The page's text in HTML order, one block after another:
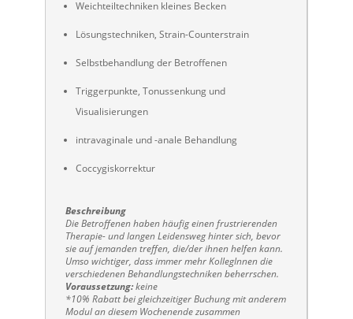
Weichteiltechniken kleines Becken
Lösungstechniken, Strain-Counterstrain
Selbstbehandlung der Betroffenen
Triggerpunkte, Tonussenkung und
Visualisierungen
intravaginale und -anale Behandlung
Coccygiskorrektur
Beschreibung
Die Betroffenen haben häufig einen frustrierenden
Therapie- und langen Leidensweg hinter sich, bevor
sie auf jemanden treffen, die/der ihnen helfen kann.
Umso wichtiger, dass immer mehr KollegInnen die
verschiedenen Behandlungstechniken beherrschen.
Voraussetzung:keine
*10% Rabatt bei gleichzeitiger Buchung mit anderem
Modul an diesem Wochenende zusammen